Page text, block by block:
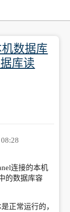
机数据库
库读
连接的本机
的数据库容
正常运行的，